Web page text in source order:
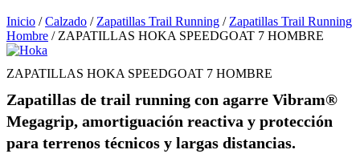
Inicio /Calzado / Zapatillas Trail Running / Zapatillas Trail Running
Hombre / ZAPATILLAS HOKA SPEEDGOAT 7 HOMBRE
ZAPATILLAS HOKA SPEEDGOAT 7 HOMBRE
Zapatillas de trail running con agarre Vibram®
Megagrip, amortiguación reactiva y protección
para terrenos técnicos y largas distancias.